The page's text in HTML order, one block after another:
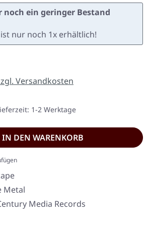
ein geringer Bestand
nur noch 1x erhältlich!
Versandkosten
1-2 Werktage
IN DEN WARENKORB
Metal
Media Records